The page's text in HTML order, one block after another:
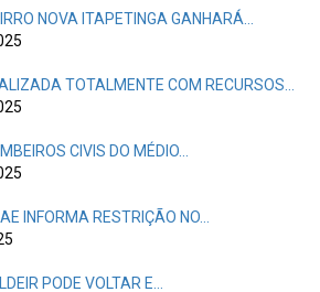
NOVA ITAPETINGA GANHARÁ…
TOTALMENTE COM RECURSOS…
CIVIS DO MÉDIO…
INFORMA RESTRIÇÃO NO…
PODE VOLTAR E…